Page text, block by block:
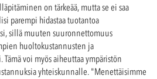
on tärkeää, mutta se ei saa
parempi hidastaa tuotantoa
sillä muuten suuronnettomuus
huoltokustannusten ja
voi myös aiheuttaa ympäristön
yhteiskunnalle. "Menettäisimme